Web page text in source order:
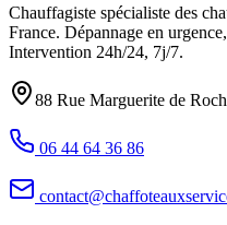
Chauffagiste spécialiste des
France. Dépannage en
Intervention 24h/24, 7j/7.
88 Rue Marguerite de
06 44 64 36 86